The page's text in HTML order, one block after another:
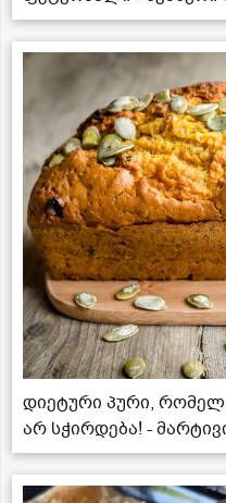
დიეტური პური,
არ სჭირდება! -